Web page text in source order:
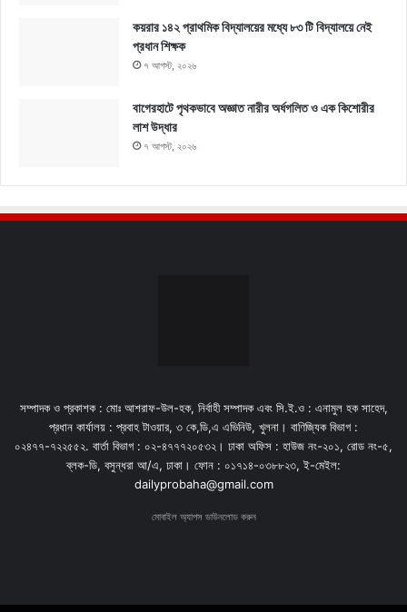
কয়রার ১৪২ প্রাথমিক বিদ্যালয়ের মধ্যে ৮৩ টি বিদ্যালয়ে নেই
প্রধান শিক্ষক
৭ আগস্ট, ২০২৬
বাগেরহাটে পৃথকভাবে অজ্ঞাত নারীর অর্ধগলিত ও এক কিশোরীর
লাশ উদ্ধার
৭ আগস্ট, ২০২৬
সম্পাদক ও প্রকাশক : মোঃ আশরাফ-উল-হক, নির্বাহী সম্পাদক এবং সি.ই.ও : এনামুল হক সাহেদ,
প্রধান কার্যালয় : প্রবাহ টাওয়ার, ৩ কে,ডি,এ এভিনিউ, খুলনা। বাণিজ্যিক বিভাগ :
০২৪৭৭-৭২২৫৫২. বার্তা বিভাগ : ০২-৪৭৭৭২০৫৩২। ঢাকা অফিস : হাউজ নং-২০১, রোড নং-৫,
ব্লক-ডি, বসুন্ধরা আ/এ, ঢাকা। ফোন : ০১৭১৪-০৩৮৮২৩, ই-মেইল:
dailyprobaha@gmail.com
মোবাইল অ্যাপস ডাউনলোড করুন